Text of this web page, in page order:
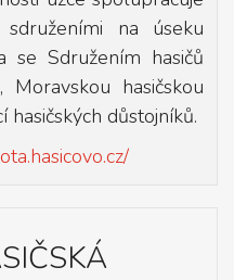
na úseku
se Sdružením hasičů
hasičskou
hasičských důstojníků.